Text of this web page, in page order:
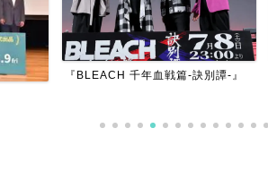
譚-』 『アダマン号に乗って』